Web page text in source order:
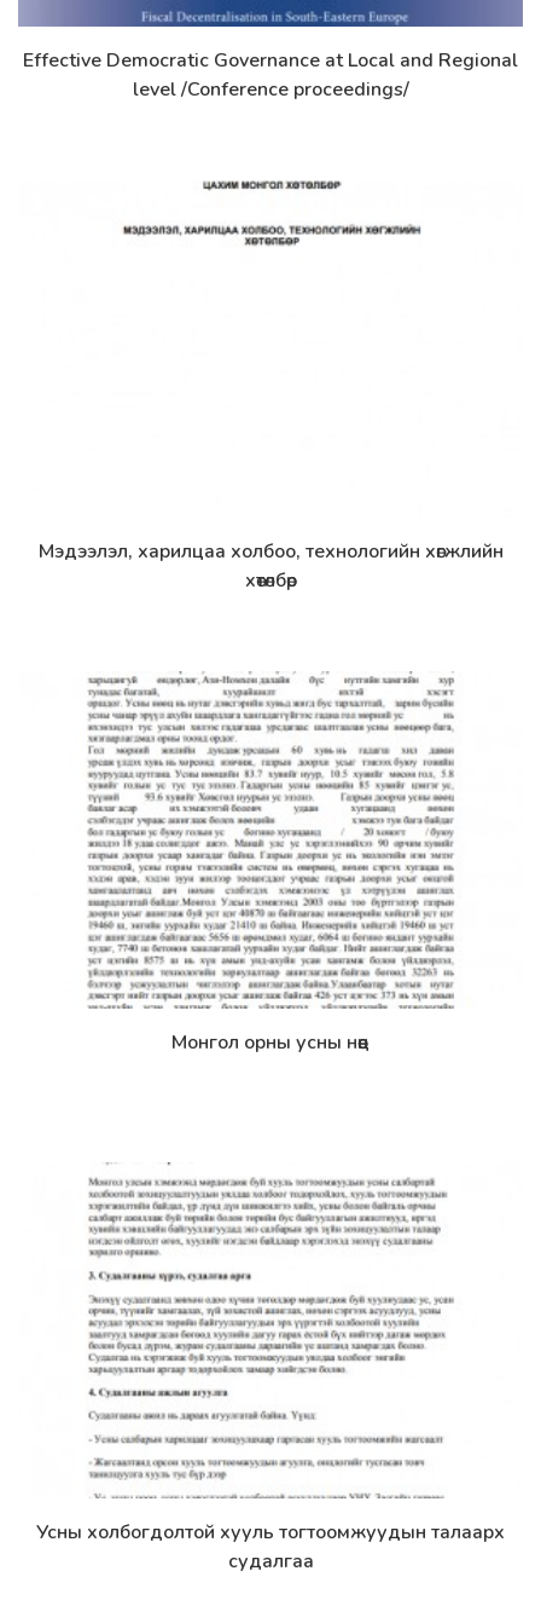
Дэлгэрэнгүй
Effective Democratic Governance at Local and Regional
level /Conference proceedings/
Дэлгэрэнгүй
Мэдээлэл, харилцаа холбоо, технологийн хөгжлийн
хөтөлбөр
ДэлгэрэнгүйМонгол орны усны нөөц
Дэлгэрэнгүй
Усны холбогдолтой хууль тогтоомжуудын талаарх
судалгаа